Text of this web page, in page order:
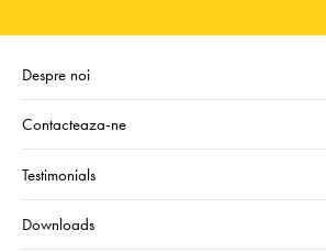
Despre noi
Contacteaza-ne
Testimonials
Downloads